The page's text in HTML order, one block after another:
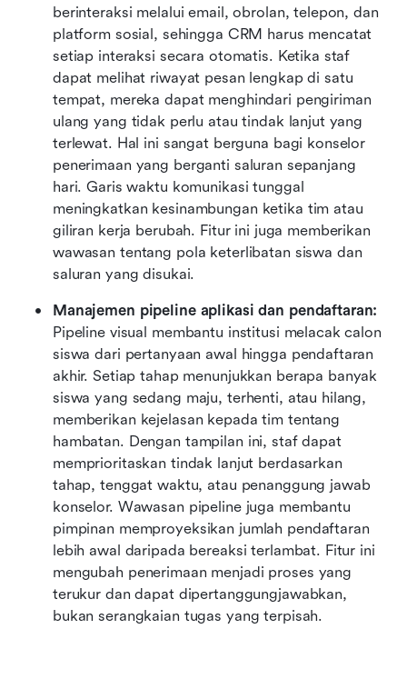
berinteraksi melalui email, obrolan, telepon, dan
platform sosial, sehingga CRM harus mencatat
setiap interaksi secara otomatis. Ketika staf
dapat melihat riwayat pesan lengkap di satu
tempat, mereka dapat menghindari pengiriman
ulang yang tidak perlu atau tindak lanjut yang
terlewat. Hal ini sangat berguna bagi konselor
penerimaan yang berganti saluran sepanjang
hari. Garis waktu komunikasi tunggal
meningkatkan kesinambungan ketika tim atau
giliran kerja berubah. Fitur ini juga memberikan
wawasan tentang pola keterlibatan siswa dan
saluran yang disukai.
Manajemen pipeline aplikasi dan pendaftaran:
Pipeline visual membantu institusi melacak calon
siswa dari pertanyaan awal hingga pendaftaran
akhir. Setiap tahap menunjukkan berapa banyak
siswa yang sedang maju, terhenti, atau hilang,
memberikan kejelasan kepada tim tentang
hambatan. Dengan tampilan ini, staf dapat
memprioritaskan tindak lanjut berdasarkan
tahap, tenggat waktu, atau penanggung jawab
konselor. Wawasan pipeline juga membantu
pimpinan memproyeksikan jumlah pendaftaran
lebih awal daripada bereaksi terlambat. Fitur ini
mengubah penerimaan menjadi proses yang
terukur dan dapat dipertanggungjawabkan,
bukan serangkaian tugas yang terpisah.